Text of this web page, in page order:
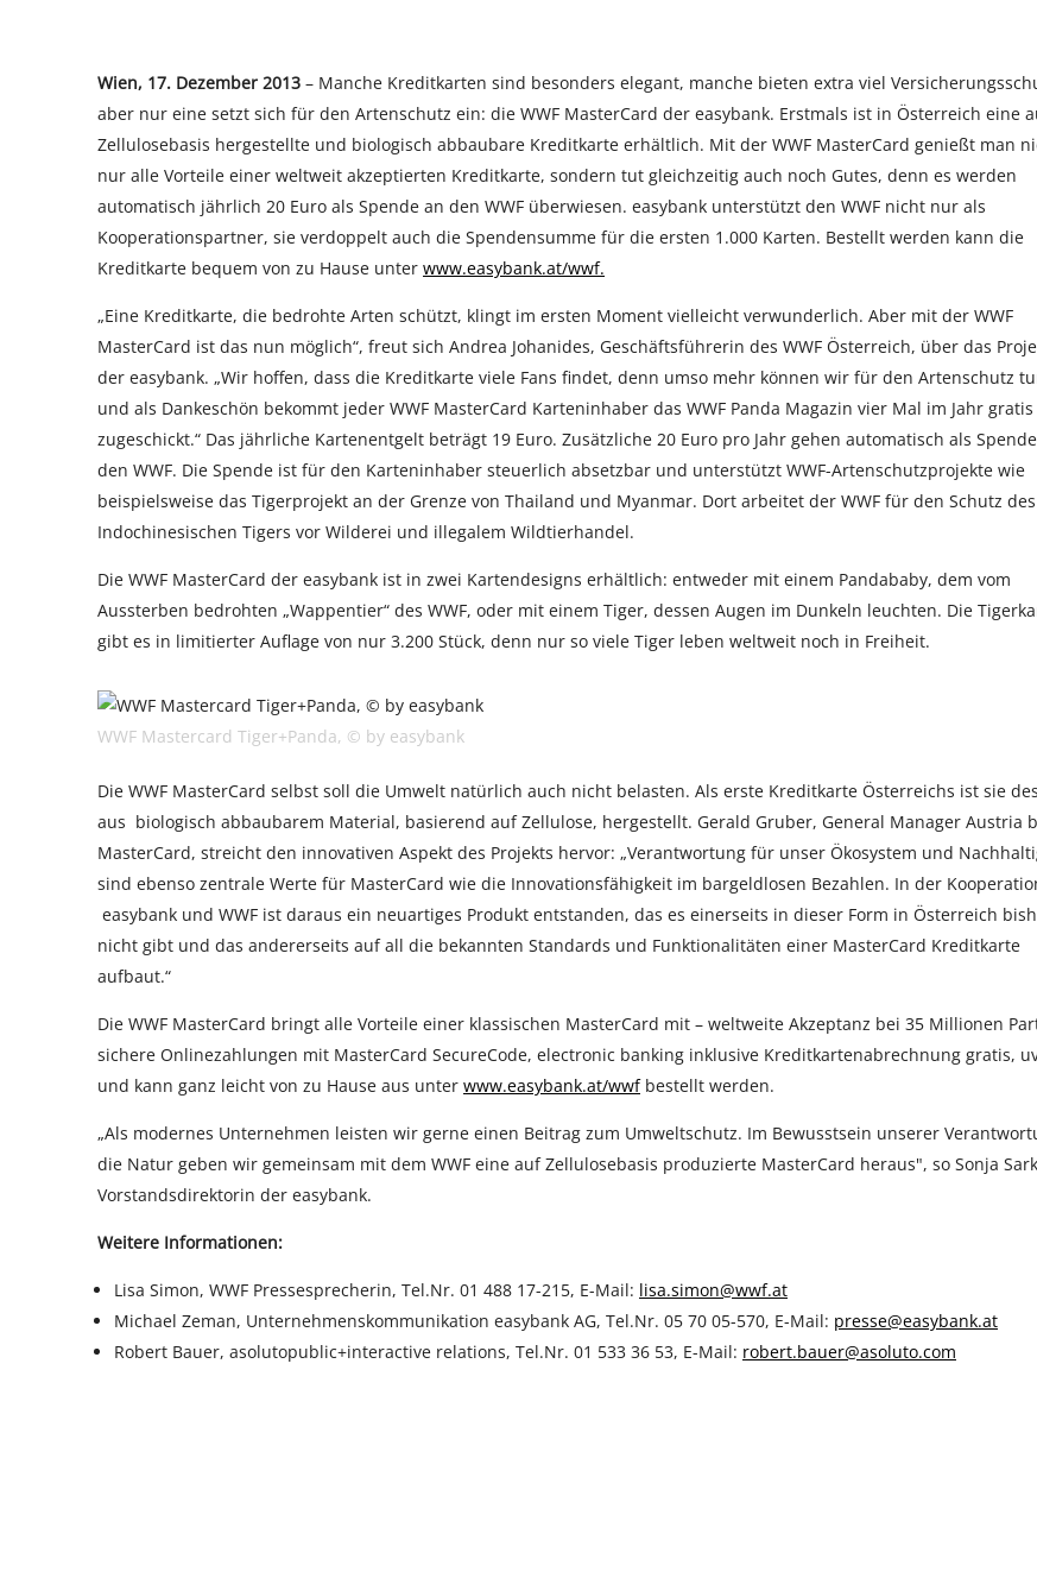
Wien, 17. Dezember 2013 – Manche Kreditkarten sind besonders elegant, manche bieten extra viel
aber nur eine setzt sich für den Artenschutz ein: die WWF MasterCard der easybank. Erstmals ist in Österreich eine
Zellulosebasis hergestellte und biologisch abbaubare Kreditkarte erhältlich. Mit der WWF MasterCard genießt man
nur alle Vorteile einer weltweit akzeptierten Kreditkarte, sondern tut gleichzeitig auch noch Gutes, denn es werden
automatisch jährlich 20 Euro als Spende an den WWF überwiesen. easybank unterstützt den WWF nicht nur als
Kooperationspartner, sie verdoppelt auch die Spendensumme für die ersten 1.000 Karten. Bestellt werden kann die
Kreditkarte bequem von zu Hause unter www.easybank.at/wwf.
„Eine Kreditkarte, die bedrohte Arten schützt, klingt im ersten Moment vielleicht verwunderlich. Aber mit der WWF
MasterCard ist das nun möglich“, freut sich Andrea Johanides, Geschäftsführerin des WWF Österreich, über das
der easybank. „Wir hoffen, dass die Kreditkarte viele Fans findet, denn umso mehr können wir für den Artenschutz
und als Dankeschön bekommt jeder WWF MasterCard Karteninhaber das WWF Panda Magazin vier Mal im Jahr gratis
zugeschickt.“ Das jährliche Kartenentgelt beträgt 19 Euro. Zusätzliche 20 Euro pro Jahr gehen automatisch als
den WWF. Die Spende ist für den Karteninhaber steuerlich absetzbar und unterstützt WWF-Artenschutzprojekte wie
beispielsweise das Tigerprojekt an der Grenze von Thailand und Myanmar. Dort arbeitet der WWF für den Schutz des
Indochinesischen Tigers vor Wilderei und illegalem Wildtierhandel.
Die WWF MasterCard der easybank ist in zwei Kartendesigns erhältlich: entweder mit einem Pandababy, dem vom
Aussterben bedrohten „Wappentier“ des WWF, oder mit einem Tiger, dessen Augen im Dunkeln leuchten. Die
gibt es in limitierter Auflage von nur 3.200 Stück, denn nur so viele Tiger leben weltweit noch in Freiheit.
WWF Mastercard Tiger+Panda, © by easybank
Die WWF MasterCard selbst soll die Umwelt natürlich auch nicht belasten. Als erste Kreditkarte Österreichs ist sie
aus biologisch abbaubarem Material, basierend auf Zellulose, hergestellt. Gerald Gruber, General Manager Austria
MasterCard, streicht den innovativen Aspekt des Projekts hervor: „Verantwortung für unser Ökosystem und
sind ebenso zentrale Werte für MasterCard wie die Innovationsfähigkeit im bargeldlosen Bezahlen. In der
easybank und WWF ist daraus ein neuartiges Produkt entstanden, das es einerseits in dieser Form in Österreich
nicht gibt und das andererseits auf all die bekannten Standards und Funktionalitäten einer MasterCard Kreditkarte
aufbaut.“
Die WWF MasterCard bringt alle Vorteile einer klassischen MasterCard mit – weltweite Akzeptanz bei 35 Millionen
sichere Onlinezahlungen mit MasterCard SecureCode, electronic banking inklusive Kreditkartenabrechnung gratis,
und kann ganz leicht von zu Hause aus unter www.easybank.at/wwfbestellt werden.
„Als modernes Unternehmen leisten wir gerne einen Beitrag zum Umweltschutz. Im Bewusstsein unserer
die Natur geben wir gemeinsam mit dem WWF eine auf Zellulosebasis produzierte MasterCard heraus", so Sonja
Vorstandsdirektorin der easybank.
Weitere Informationen:
Lisa Simon, WWF Pressesprecherin, Tel.Nr. 01 488 17-215, E-Mail: lisa.simon@wwf.at
Michael Zeman, Unternehmenskommunikation easybank AG, Tel.Nr. 05 70 05-570, E-Mail: presse@easybank.at
Robert Bauer, asolutopublic+interactive relations, Tel.Nr. 01 533 36 53, E-Mail: robert.bauer@asoluto.com